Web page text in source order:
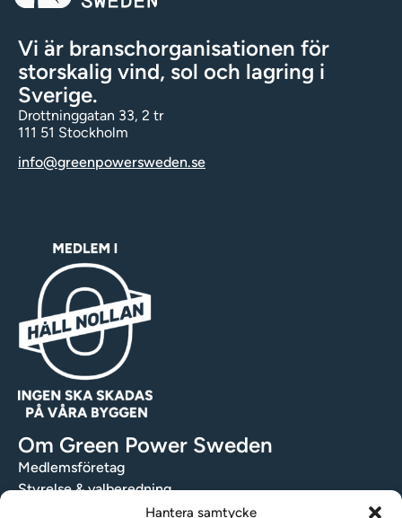
Hantera samtycke
Vi är branschorganisationen för
storskalig vind, sol och lagring i
Sverige.
Drottninggatan 33, 2 tr
111 51 Stockholm
info@greenpowersweden.se
Om Green Power Sweden
Medlemsföretag
Styrelse & valberedning